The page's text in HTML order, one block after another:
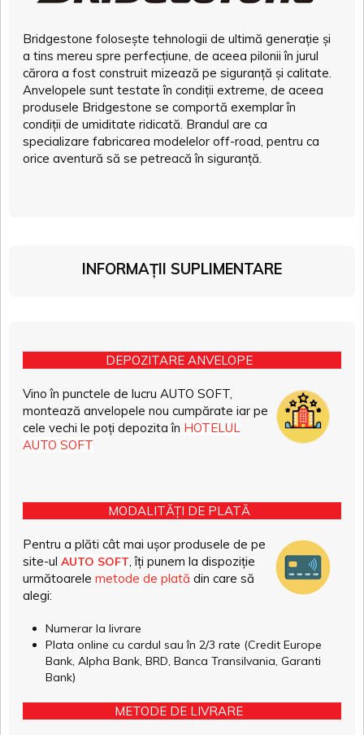
Bridgestone folosește tehnologii de ultimă generație și
a tins mereu spre perfecțiune, de aceea pilonii în jurul
cărora a fost construit mizează pe siguranță și calitate.
Anvelopele sunt testate în condiții extreme, de aceea
produsele Bridgestone se comportă exemplar în
condiții de umiditate ridicată. Brandul are ca
specializare fabricarea modelelor off-road, pentru ca
orice aventură să se petreacă în siguranță.
INFORMAȚII SUPLIMENTARE
DEPOZITARE ANVELOPE
Vino în punctele de lucru AUTO SOFT,
montează anvelopele nou cumpărate iar pe
cele vechi le poți depozita în HOTELUL
AUTO SOFT
MODALITĂȚI DE PLATĂ
Pentru a plăti cât mai ușor produsele de pe
site-ul AUTO SOFT , îți punem la dispoziție
următoarele metode de plată din care să
alegi:
Numerar la livrare
Plata online cu cardul sau în 2/3 rate (Credit Europe
Bank, Alpha Bank, BRD, Banca Transilvania, Garanti
Bank)
METODE DE LIVRARE